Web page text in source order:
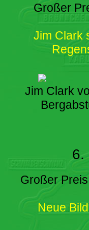
Großer
Jim Clark
Jim Clark
6.
Großer
Neue